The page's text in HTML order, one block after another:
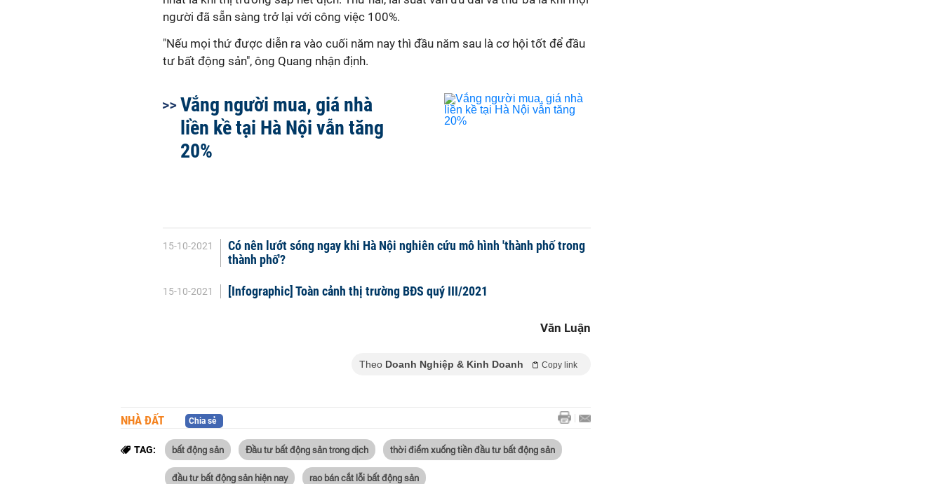
người đã sẵn sàng trở lại với công việc 100%.
"Nếu mọi thứ được diễn ra vào cuối năm nay thì đầu năm sau là cơ hội tốt để đầu
tư bất động sản", ông Quang nhận định.
Vắng người mua, giá nhà
liền kề tại Hà Nội vẫn tăng
20%
15-10-2021
Có nên lướt sóng ngay khi Hà Nội nghiên cứu mô hình 'thành phố trong
thành phố'?
15-10-2021 [Infographic] Toàn cảnh thị trường BĐS quý III/2021
Văn Luận
Theo Doanh Nghiệp & Kinh Doanh Copy link
NHÀ ĐẤT Chia sẻ
TAG: bất động sản Đầu tư bất động sản trong dịch thời điểm xuống tiền đầu tư bất động sản
đầu tư bất động sản hiện nay rao bán cắt lỗi bất động sản